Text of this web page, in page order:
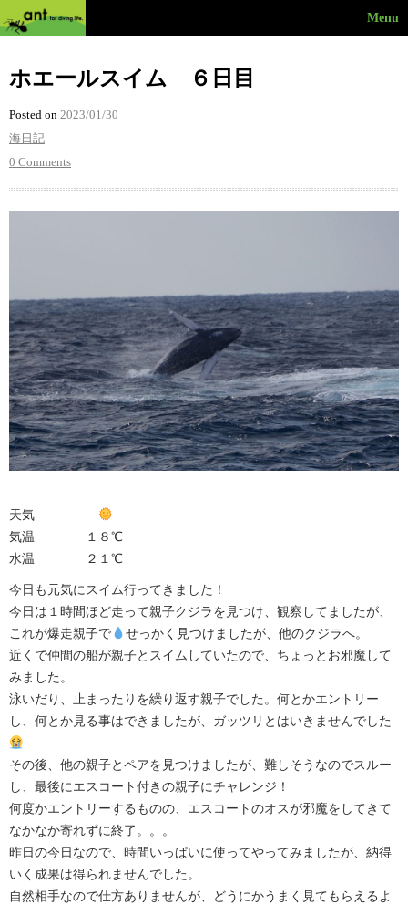
Menu
ホエールスイム ６日目
Posted on 2023/01/30
海日記
0 Comments
天気
気温 １８℃
水温 ２１℃
今日も元気にスイム行ってきました！
今日は１時間ほど走って親子クジラを見つけ、観察してましたが、
これが爆走親子で
せっかく見つけましたが、他のクジラへ。
近くで仲間の船が親子とスイムしていたので、ちょっとお邪魔して
みました。
泳いだり、止まったりを繰り返す親子でした。何とかエントリー
し、何とか見る事はできましたが、ガッツリとはいきませんでした
その後、他の親子とペアを見つけましたが、難しそうなのでスルー
し、最後にエスコート付きの親子にチャレンジ！
何度かエントリーするものの、エスコートのオスが邪魔をしてきて
なかなか寄れずに終了。。。
昨日の今日なので、時間いっぱいに使ってやってみましたが、納得
いく成果は得られませんでした。
自然相手なので仕方ありませんが、どうにかうまく見てもらえるよ